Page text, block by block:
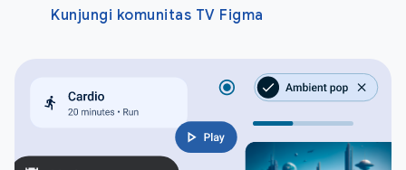
Kunjungi komunitas TV Figma